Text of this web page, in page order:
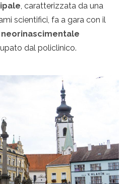
, caratterizzata da una
scientifici, fa a gara con il
dal policlinico.